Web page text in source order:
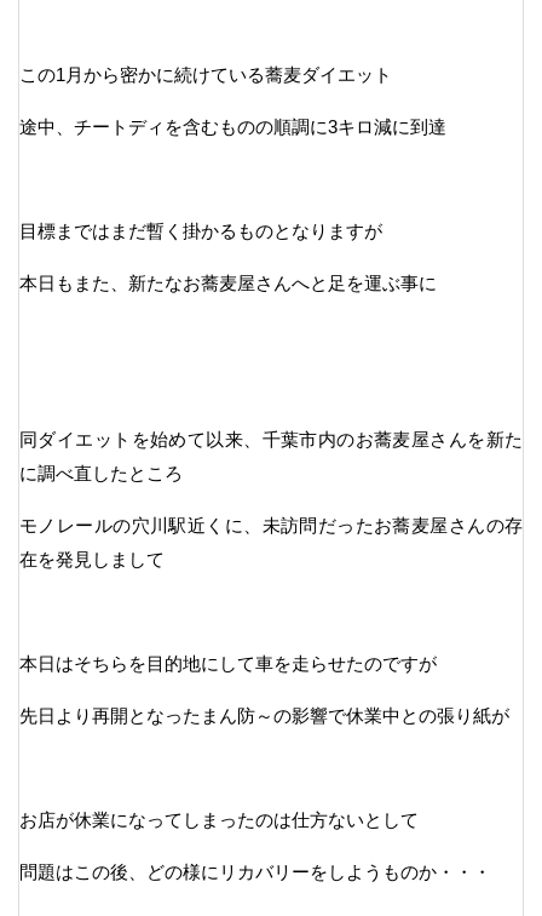
この1月から密かに続けている蕎麦ダイエット
途中、チートディを含むものの順調に3キロ減に到達
目標まではまだ暫く掛かるものとなりますが
本日もまた、新たなお蕎麦屋さんへと足を運ぶ事に
同ダイエットを始めて以来、千葉市内のお蕎麦屋さんを新た
に調べ直したところ
モノレールの穴川駅近くに、未訪問だったお蕎麦屋さんの存
在を発見しまして
本日はそちらを目的地にして車を走らせたのですが
先日より再開となったまん防～の影響で休業中との張り紙が
お店が休業になってしまったのは仕方ないとして
問題はこの後、どの様にリカバリーをしようものか・・・